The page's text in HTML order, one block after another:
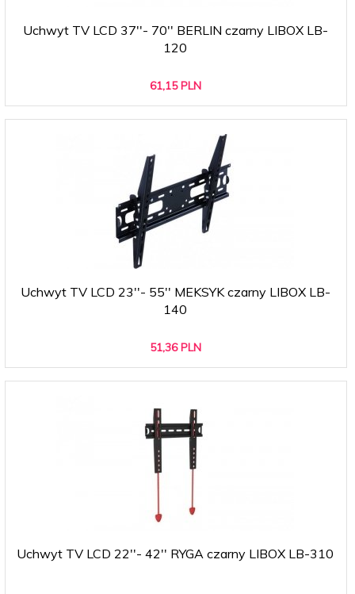
Uchwyt TV LCD 37''- 70'' BERLIN czarny LIBOX LB-
120
61,15 PLN
Uchwyt TV LCD 23''- 55'' MEKSYK czarny LIBOX LB-
140
51,36 PLN
Uchwyt TV LCD 22''- 42'' RYGA czarny LIBOX LB-310